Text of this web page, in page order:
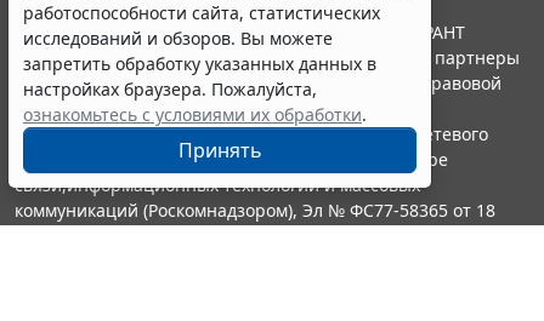
работоспособности сайта, статистических
исследований и обзоров. Вы можете
запретить обработку указанных данных в
настройках браузера. Пожалуйста,
ознакомьтесь с условиями их обработки.
Принять
© ООО "НПП "ГАРАНТ-СЕРВИС", 2026. Система ГАРАНТ
выпускается с 1990 года. Компания "Гарант" и ее партнеры
являются участниками Российской ассоциации правовой
информации ГАРАНТ.
Портал ГАРАНТ.РУ зарегистрирован в качестве сетевого
издания Федеральной службой по надзору в сфере
связи,информационных технологий и массовых
коммуникаций (Роскомнадзором), Эл № ФС77-58365 от 18